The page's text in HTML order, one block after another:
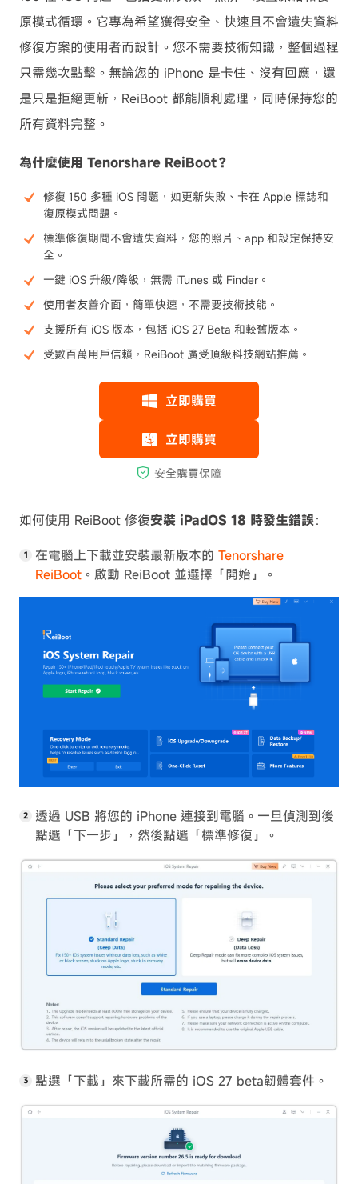
原模式循環。它專為希望獲得安全、快速且不會遺失資料
修復方案的使用者而設計。您不需要技術知識，整個過程
只需幾次點擊。無論您的 iPhone 是卡住、沒有回應，還
是只是拒絕更新，ReiBoot 都能順利處理，同時保持您的
所有資料完整。
為什麼使用 Tenorshare ReiBoot？
修復 150 多種 iOS 問題，如更新失敗、卡在 Apple 標誌和
復原模式問題。
標準修復期間不會遺失資料，您的照片、app 和設定保持安
全。
一鍵 iOS 升級/降級，無需 iTunes 或 Finder。
使用者友善介面，簡單快速，不需要技術技能。
支援所有 iOS 版本，包括 iOS 27 Beta 和較舊版本。
受數百萬用戶信賴，ReiBoot 廣受頂級科技網站推薦。
如何使用 ReiBoot 修復安裝 iPadOS 18 時發生錯誤：
在電腦上下載並安裝最新版本的 Tenorshare
ReiBoot 。啟動 ReiBoot 並選擇「開始」。
透過 USB 將您的 iPhone 連接到電腦。一旦偵測到後
點選「下一步」，然後點選「標準修復」。
點選「下載」來下載所需的 iOS 27 beta韌體套件。